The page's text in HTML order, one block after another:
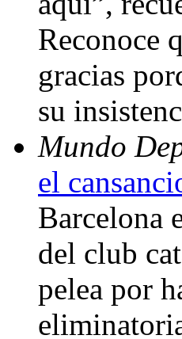
Reconoce
gracias
su
Mundo
el
Barcelona
del club
pelea por